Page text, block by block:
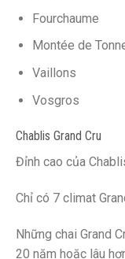
Fourchaume
Montée de
Vaillons
Vosgros
Chablis Grand Cru
Đỉnh cao của
Chỉ có 7 climat
Những chai Grand
20 năm hoặc lâu